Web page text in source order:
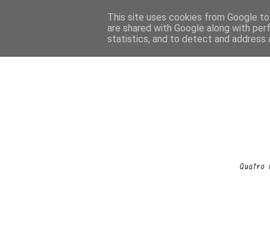
This site uses cookies from Google
are shared with Google along with
statistics, and to detect and address